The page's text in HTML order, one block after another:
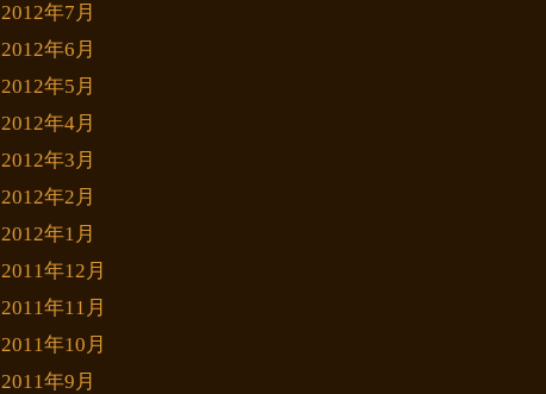
2012年7月
2012年6月
2012年5月
2012年4月
2012年3月
2012年2月
2012年1月
2011年12月
2011年11月
2011年10月
2011年9月